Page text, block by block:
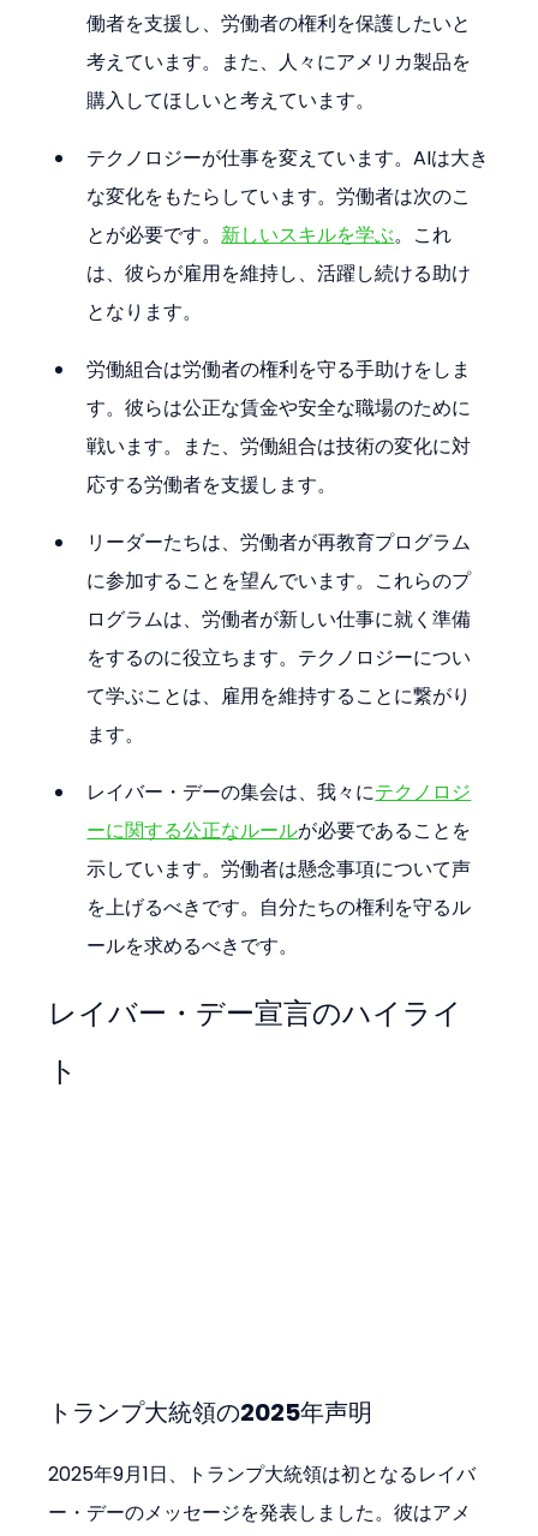
働者を支援し、労働者の権利を保護したいと
考えています。また、人々にアメリカ製品を
購入してほしいと考えています。
テクノロジーが仕事を変えています。AIは大き
な変化をもたらしています。労働者は次のこ
とが必要です。新しいスキルを学ぶ。これ
は、彼らが雇用を維持し、活躍し続ける助け
となります。
労働組合は労働者の権利を守る手助けをしま
す。彼らは公正な賃金や安全な職場のために
戦います。また、労働組合は技術の変化に対
応する労働者を支援します。
リーダーたちは、労働者が再教育プログラム
に参加することを望んでいます。これらのプ
ログラムは、労働者が新しい仕事に就く準備
をするのに役立ちます。テクノロジーについ
て学ぶことは、雇用を維持することに繋がり
ます。
レイバー・デーの集会は、我々にテクノロジ
ーに関する公正なルールが必要であることを
示しています。労働者は懸念事項について声
を上げるべきです。自分たちの権利を守るル
ールを求めるべきです。
レイバー・デー宣言のハイライ
ト
トランプ大統領の2025年声明
2025年9月1日、トランプ大統領は初となるレイバ
ー・デーのメッセージを発表しました。彼はアメ